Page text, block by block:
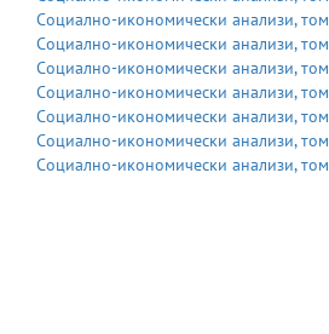
Социално-икономически анализи, том
Социално-икономически анализи, том
Социално-икономически анализи, том
Социално-икономически анализи, том
Социално-икономически анализи, том
Социално-икономически анализи, том
Социално-икономически анализи, том